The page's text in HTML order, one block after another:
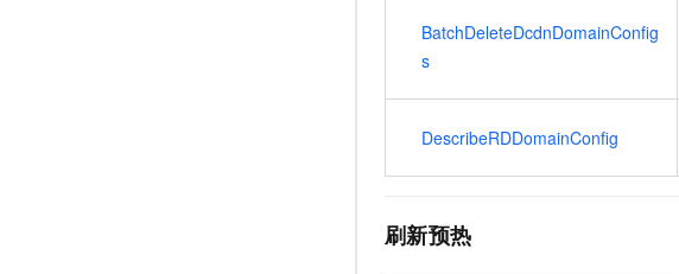
BatchDeleteDcdnDomainConfig
s
DescribeRDDomainConfig
刷新预热